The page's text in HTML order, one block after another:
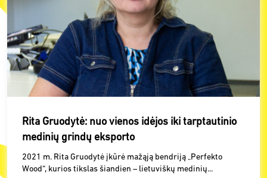
Rita Gruodytė: nuo vienos idėjos iki tarptautinio
medinių grindų eksporto
2021 m. Rita Gruodytė įkūrė mažąją bendriją „Perfekto
Wood“, kurios tikslas šiandien – lietuviškų medinių...